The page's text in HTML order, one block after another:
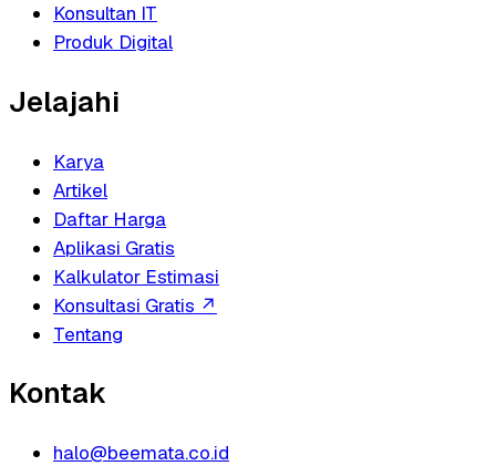
Konsultan IT
Produk Digital
Jelajahi
Karya
Artikel
Daftar Harga
Aplikasi Gratis
Kalkulator Estimasi
Konsultasi Gratis ↗
Tentang
Kontak
halo@beemata.co.id